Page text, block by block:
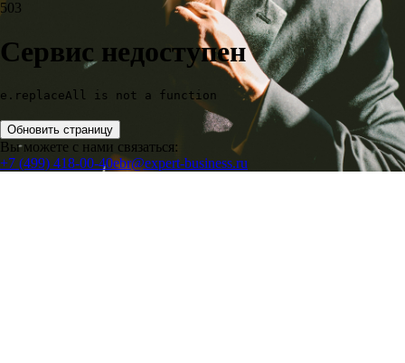
503
Сервис недоступен
e.replaceAll is not a function
Обновить страницу
Вы можете с нами связаться:
+7 (499) 418-00-40ebr@expert-business.ru